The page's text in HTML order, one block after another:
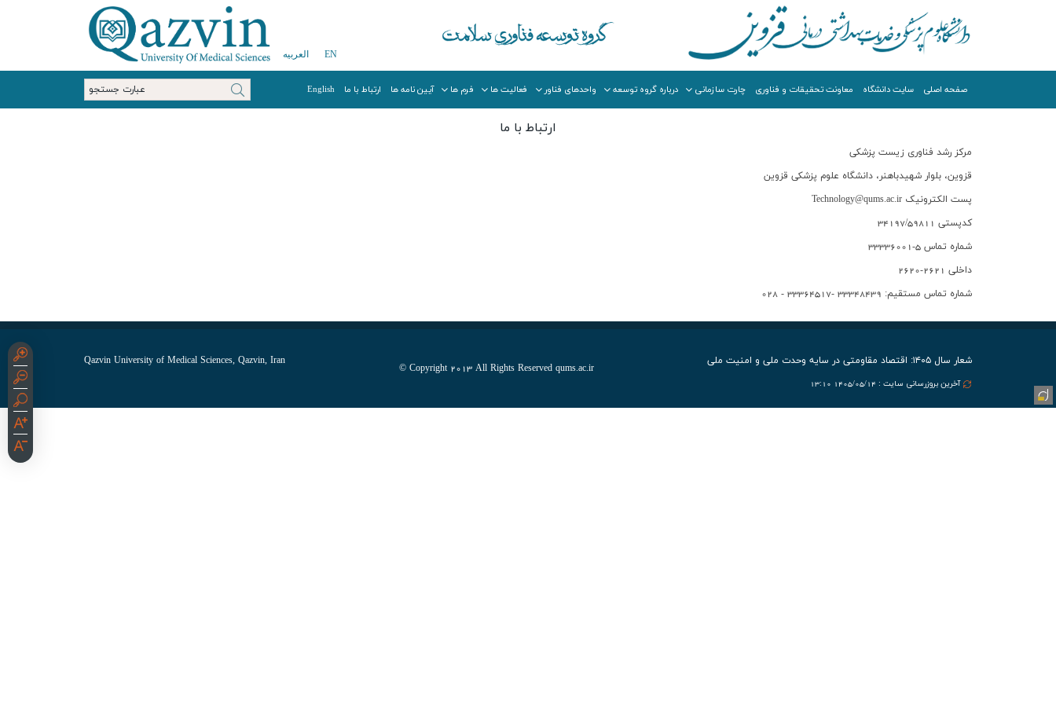
EN العربیه
صفحه اصلي سایت دانشگاه معاونت تحقیقات و فناوری چارت سازمانی درباره گروه توسعه واحدهای فناور فعالیت ها فرم ها آیین نامه ها ارتباط با ما English
ارتباط با ما
مرکز رشد فناوری زیست پزشکی
قزوین، بلوار شهیدباهنر، دانشگاه علوم پزشکی قزوین
پست الکترونیک Technology@qums.ac.ir
کدپستی 34197/59811
شماره تماس 5-33336001
داخلی 2621-2620
شماره تماس مستقیم: 33348439 -33364517 - 028
شعار سال ۱۴۰۵: اقتصاد مقاومتی در سایه وحدت ملی و امنیت ملی
Copyright 2013 All Rights Reserved qums.ac.ir ©
Qazvin University of Medical Sciences, Qazvin, Iran
آخرین بروزرسانی سایت : 1405/05/14 13:10